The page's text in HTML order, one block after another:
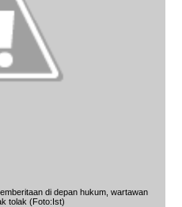
di depan hukum, wartawan
tolak (Foto:Ist)